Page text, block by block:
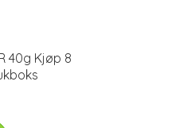
40g Kjøp 8